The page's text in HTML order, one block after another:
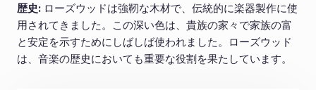
歴史: ローズウッドは強靭な木材で、伝統的に楽器製作に使
用されてきました。この深い色は、貴族の家々で家族の富
と安定を示すためにしばしば使われました。ローズウッド
は、音楽の歴史においても重要な役割を果たしています。